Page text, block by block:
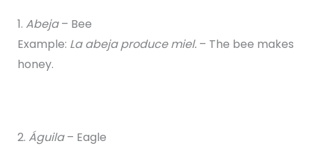
1. Abeja– Bee
Example: La abeja produce miel.– The bee makes
honey.
2. Águila– Eagle